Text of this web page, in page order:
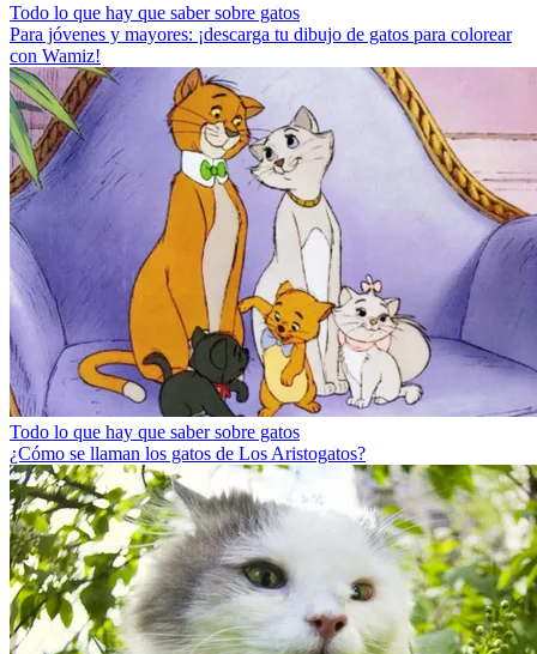
Todo lo que hay que saber sobre gatos
Para jóvenes y mayores: ¡descarga tu dibujo de gatos para colorear
con Wamiz!
Todo lo que hay que saber sobre gatos
¿Cómo se llaman los gatos de Los Aristogatos?